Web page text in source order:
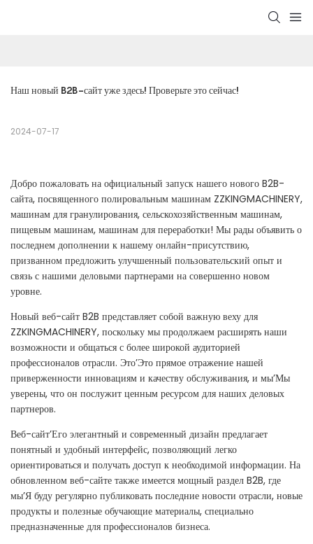
Наш новый B2B-сайт уже здесь! Проверьте это сейчас!
2024-07-17
Добро пожаловать на официальный запуск нашего нового B2B-
сайта, посвященного полировальным машинам ZZKINGMACHINERY,
машинам для гранулирования, сельскохозяйственным машинам,
пищевым машинам, машинам для переработки! Мы рады объявить о
последнем дополнении к нашему онлайн-присутствию,
призванном предложить улучшенный пользовательский опыт и
связь с нашими деловыми партнерами на совершенно новом
уровне.
Новый веб-сайт B2B представляет собой важную веху для
ZZKINGMACHINERY, поскольку мы продолжаем расширять наши
возможности и общаться с более широкой аудиторией
профессионалов отрасли. Это’Это прямое отражение нашей
приверженности инновациям и качеству обслуживания, и мы’Мы
уверены, что он послужит ценным ресурсом для наших деловых
партнеров.
Веб-сайт’Его элегантный и современный дизайн предлагает
понятный и удобный интерфейс, позволяющий легко
ориентироваться и получать доступ к необходимой информации. На
обновленном веб-сайте также имеется мощный раздел B2B, где
мы’Я буду регулярно публиковать последние новости отрасли, новые
продукты и полезные обучающие материалы, специально
предназначенные для профессионалов бизнеса.